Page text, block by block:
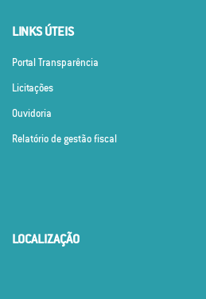
LINKS ÚTEIS
Portal Transparência
Licitações
Ouvidoria
Relatório de gestão fiscal
LOCALIZAÇÃO